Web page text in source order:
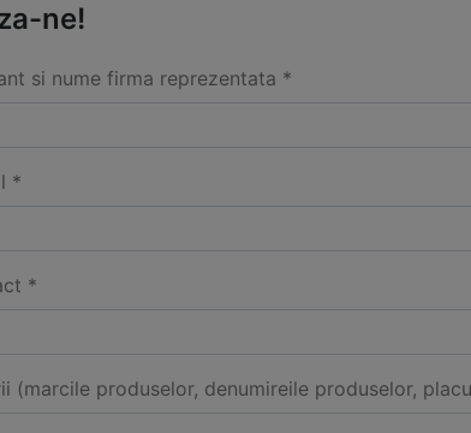
ne!
si nume firma reprezentata *
*
*
(marcile produselor, denumireile produselor,